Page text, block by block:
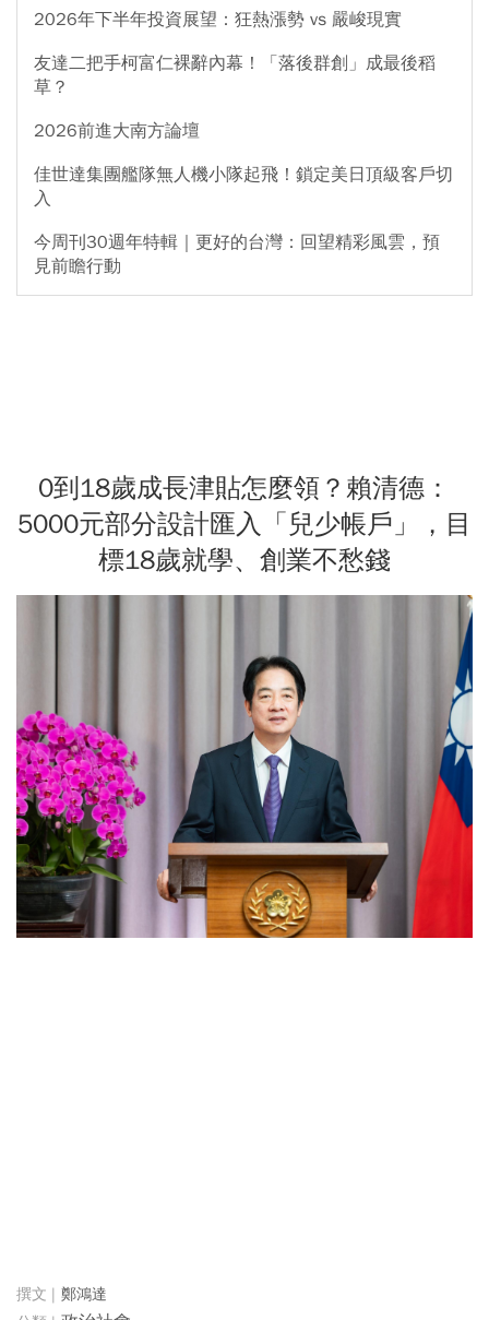
2026年下半年投資展望：狂熱漲勢 vs 嚴峻現實
友達二把手柯富仁裸辭內幕！「落後群創」成最後稻
草？
2026前進大南方論壇
佳世達集團艦隊無人機小隊起飛！鎖定美日頂級客戶切
入
今周刊30週年特輯｜更好的台灣：回望精彩風雲，預
見前瞻行動
0到18歲成長津貼怎麼領？賴清德：
5000元部分設計匯入「兒少帳戶」，目
標18歲就學、創業不愁錢
鄭鴻達